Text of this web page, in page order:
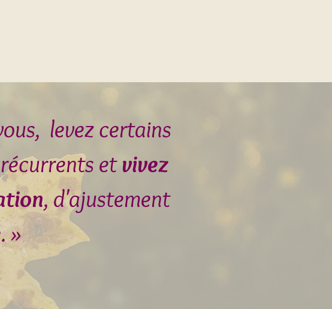
levez certains
etvivez
, d'ajustement
»